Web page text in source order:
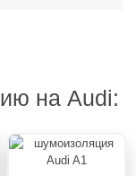
на Audi: